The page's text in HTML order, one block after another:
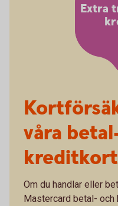
våra
kreditkort
Om du handlar eller
Mastercard betal-
Extra